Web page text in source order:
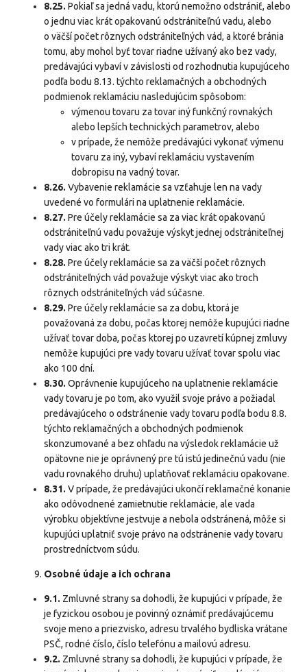
8.25. Pokiaľ sa jedná vadu, ktorú nemožno odstrániť, alebo
o jednu viac krát opakovanú odstrániteľnú vadu, alebo
o väčší počet rôznych odstrániteľných vád, a ktoré bránia
tomu, aby mohol byť tovar riadne užívaný ako bez vady,
predávajúci vybaví v závislosti od rozhodnutia kupujúceho
podľa bodu 8.13. týchto reklamačných a obchodných
podmienok reklamáciu nasledujúcim spôsobom:
výmenou tovaru za tovar iný funkčný rovnakých
alebo lepších technických parametrov, alebo
v prípade, že nemôže predávajúci vykonať výmenu
tovaru za iný, vybaví reklamáciu vystavením
dobropisu na vadný tovar.
8.26. Vybavenie reklamácie sa vzťahuje len na vady
uvedené vo formulári na uplatnenie reklamácie.
8.27. Pre účely reklamácie sa za viac krát opakovanú
odstrániteľnú vadu považuje výskyt jednej odstrániteľnej
vady viac ako tri krát.
8.28. Pre účely reklamácie sa za väčší počet rôznych
odstrániteľných vád považuje výskyt viac ako troch
rôznych odstrániteľných vád súčasne.
8.29. Pre účely reklamácie sa za dobu, ktorá je
považovaná za dobu, počas ktorej nemôže kupujúci riadne
užívať tovar doba, počas ktorej po uzavretí kúpnej zmluvy
nemôže kupujúci pre vady tovaru užívať tovar spolu viac
ako 100 dní.
8.30. Oprávnenie kupujúceho na uplatnenie reklamácie
vady tovaru je po tom, ako využil svoje právo a požiadal
predávajúceho o odstránenie vady tovaru podľa bodu 8.8.
týchto reklamačných a obchodných podmienok
skonzumované a bez ohľadu na výsledok reklamácie už
opätovne nie je oprávnený pre tú istú jedinečnú vadu (nie
vadu rovnakého druhu) uplatňovať reklamáciu opakovane.
8.31. V prípade, že predávajúci ukončí reklamačné konanie
ako odôvodnené zamietnutie reklamácie, ale vada
výrobku objektívne jestvuje a nebola odstránená, môže si
kupujúci uplatniť svoje právo na odstránenie vady tovaru
prostredníctvom súdu.
Osobné údaje a ich ochrana
9.1. Zmluvné strany sa dohodli, že kupujúci v prípade, že
je fyzickou osobou je povinný oznámiť predávajúcemu
svoje meno a priezvisko, adresu trvalého bydliska vrátane
PSČ, rodné číslo, číslo telefónu a mailovú adresu.
9.2. Zmluvné strany sa dohodli, že kupujúci v prípade, že